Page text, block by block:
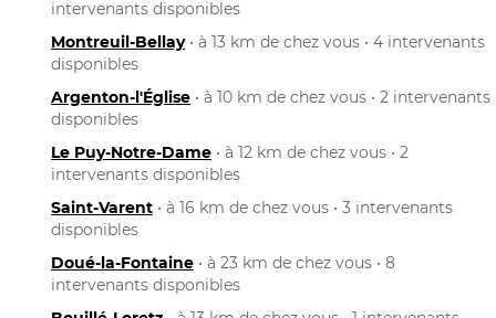
intervenants disponibles
Montreuil-Bellay• à 13 km de chez vous • 4 intervenants
disponibles
Argenton-l'Église • à 10 km de chez vous • 2 intervenants
disponibles
Le Puy-Notre-Dame • à 12 km de chez vous • 2
intervenants disponibles
Saint-Varent • à 16 km de chez vous • 3 intervenants
disponibles
Doué-la-Fontaine • à 23 km de chez vous • 8
intervenants disponibles